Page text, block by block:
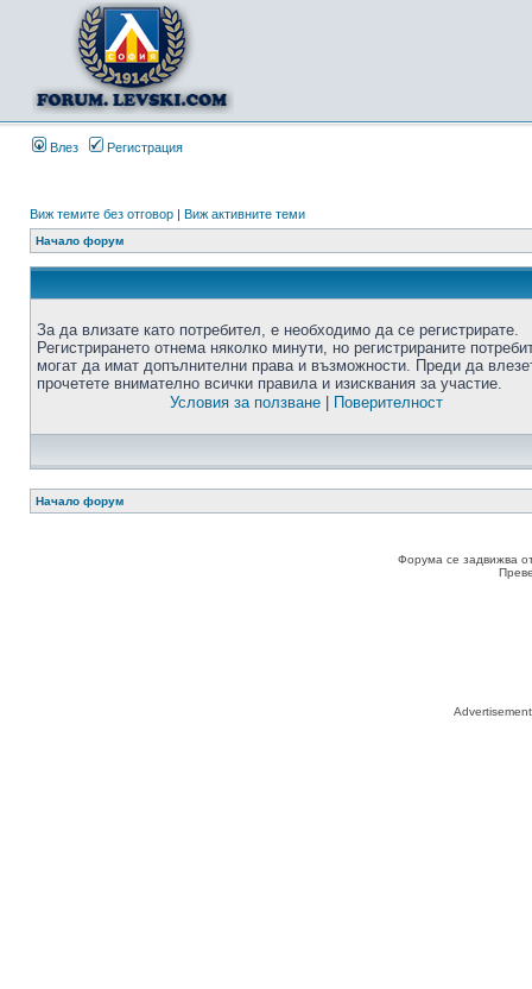
Влез Регистрация
Виж темите без отговор | Виж активните теми
Начало форум
За да влизате като потребител, е необходимо да се регистрирате.
Регистрирането отнема няколко минути, но регистрираните
могат да имат допълнителни права и възможности. Преди да
прочетете внимателно всички правила и изисквания за участие.
Условия за ползване| Поверителност
Начало форум
Форума се задвижва